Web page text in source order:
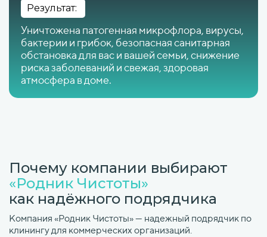
Результат:
Уничтожена патогенная микрофлора, вирусы,
бактерии и грибок, безопасная санитарная
обстановка для вас и вашей семьи, снижение
риска заболеваний и свежая, здоровая
атмосфера в доме.
Почему компании выбирают
«Родник Чистоты»
как надёжного подрядчика
Компания «Родник Чистоты» — надежный подрядчик по
клинингу для коммерческих организаций.